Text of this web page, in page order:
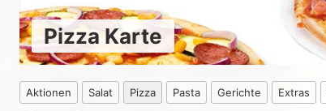
Pizza Karte
Aktionen Salat Pizza Pasta Gerichte Extras